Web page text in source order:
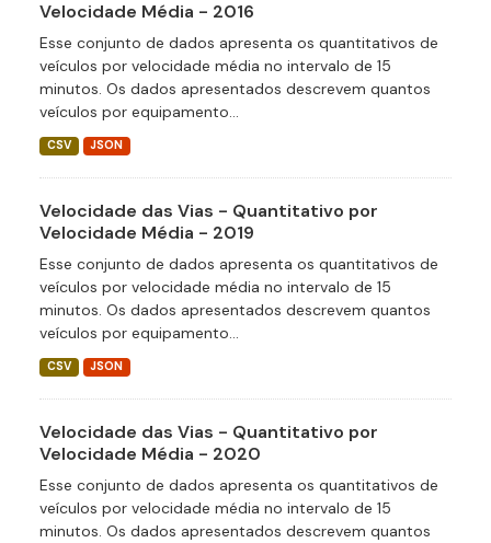
Velocidade Média - 2016
Esse conjunto de dados apresenta os quantitativos de
veículos por velocidade média no intervalo de 15
minutos. Os dados apresentados descrevem quantos
veículos por equipamento...
CSV JSON
Velocidade das Vias - Quantitativo por
Velocidade Média - 2019
Esse conjunto de dados apresenta os quantitativos de
veículos por velocidade média no intervalo de 15
minutos. Os dados apresentados descrevem quantos
veículos por equipamento...
CSV JSON
Velocidade das Vias - Quantitativo por
Velocidade Média - 2020
Esse conjunto de dados apresenta os quantitativos de
veículos por velocidade média no intervalo de 15
minutos. Os dados apresentados descrevem quantos